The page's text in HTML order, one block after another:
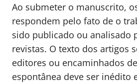
Ao submeter o manuscrito,
respondem pelo fato de o
sido publicado ou analisado
revistas. O texto dos artigos
editores ou encaminhados
espontânea deve ser inédito